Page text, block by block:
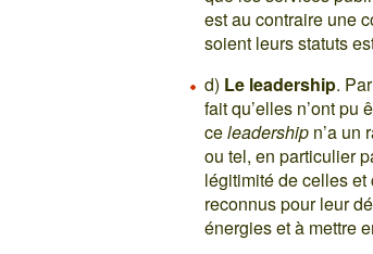
est au contraire une
soient leurs statuts
d) Le leadership.
fait qu’elles n’ont
celeadership n’a un
ou tel, en particulier
légitimité de celles
reconnus pour leur
énergies et à mettre